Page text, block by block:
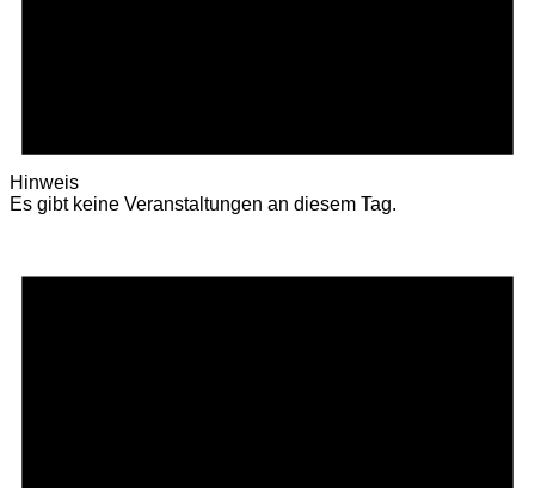
Hinweis
Es gibt keine Veranstaltungen an diesem Tag.